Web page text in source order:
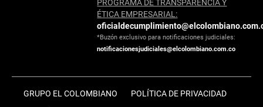
PROGRAMA DE TRANSPARENCIA Y
ÉTICA EMPRESARIAL:
*Buzón exclusivo para notificaciones judiciales:
notificacionesjudiciales@elcolombiano.com.co
GRUPO EL COLOMBIANO POLÍTICA DE PRIVACIDAD